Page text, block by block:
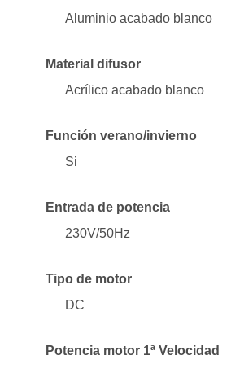
Aluminio acabado blanco
Material difusor
Acrílico acabado blanco
Función verano/invierno
Si
Entrada de potencia
230V/50Hz
Tipo de motor
DC
Potencia motor 1ª Velocidad